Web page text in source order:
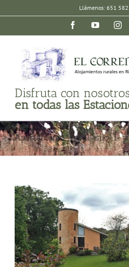
al
Llámenos: 651
FacebookYouTube
Disfruta con
en todas las
Apartamento-rural-silo-I-